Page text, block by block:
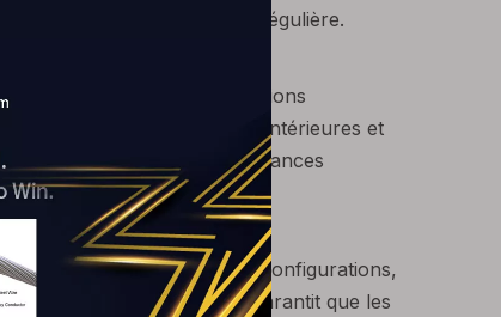
électrique adéquate et régulière.
pour résister à des conditions
adaptés aux applications intérieures et
garantissant leurs performances
installés dans diverses configurations,
efficace de l'espace et garantit que les